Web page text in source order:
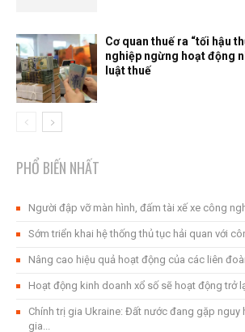
Cơ quan thuế ra “tối hậu
nghiệp ngừng hoạt động
luật thuế
PHỔ BIẾN NHẤT
Người đập vỡ màn hình, đấm tài xế xe công
Sớm triển khai hệ thống thủ tục hải quan với
Nâng cao hiệu quả hoạt động của các liên
Hoạt động kinh doanh xổ số sẽ hoạt động trở
Chính trị gia Ukraine: Đất nước đang gặp nguy
gia...